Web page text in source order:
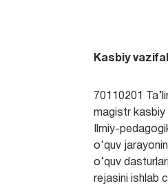
Kasbiy
70110201
magistr kasbiy
Ilmiy-
o‘quv
o‘quv
rejasini ishlab